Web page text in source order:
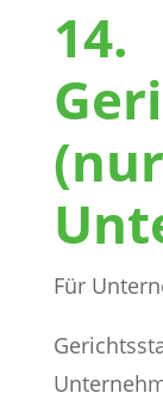
14.
(nur
Für